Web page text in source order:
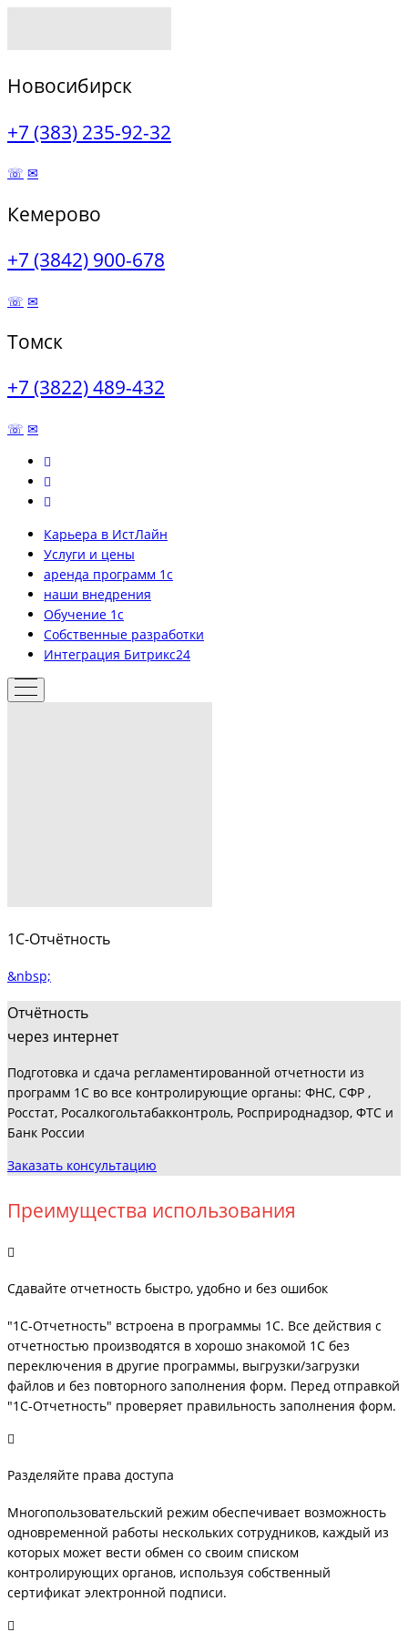
Новосибирск
+7 (383) 235-92-32
☏ ✉
Кемерово
+7 (3842) 900-678
☏ ✉
Томск
+7 (3822) 489-432
☏ ✉
Карьера в ИстЛайн
Услуги и цены
аренда программ 1с
наши внедрения
Обучение 1с
Собственные разработки
Интеграция Битрикс24
1С-Отчётность
&nbsp;
Отчётность
через интернет
Подготовка и сдача регламентированной отчетности из
программ 1С во все контролирующие органы: ФНС, СФР ,
Росстат, Росалкогольтабакконтроль, Росприроднадзор, ФТС и
Банк России
Заказать консультацию
Преимущества использования
Сдавайте отчетность быстро, удобно и без ошибок
"1С-Отчетность" встроена в программы 1С. Все действия с
отчетностью производятся в хорошо знакомой 1С без
переключения в другие программы, выгрузки/загрузки
файлов и без повторного заполнения форм. Перед отправкой
"1С-Отчетность" проверяет правильность заполнения форм.
Разделяйте права доступа
Многопользовательский режим обеспечивает возможность
одновременной работы нескольких сотрудников, каждый из
которых может вести обмен со своим списком
контролирующих органов, используя собственный
сертификат электронной подписи.